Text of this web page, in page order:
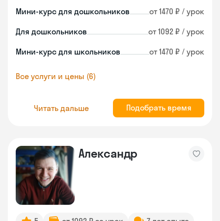
Мини-курс для дошкольников от 1470 ₽ / урок
Для дошкольников от 1092 ₽ / урок
Мини-курс для школьников от 1470 ₽ / урок
Все услуги и цены (6)
Читать дальше Подобрать время
Александр